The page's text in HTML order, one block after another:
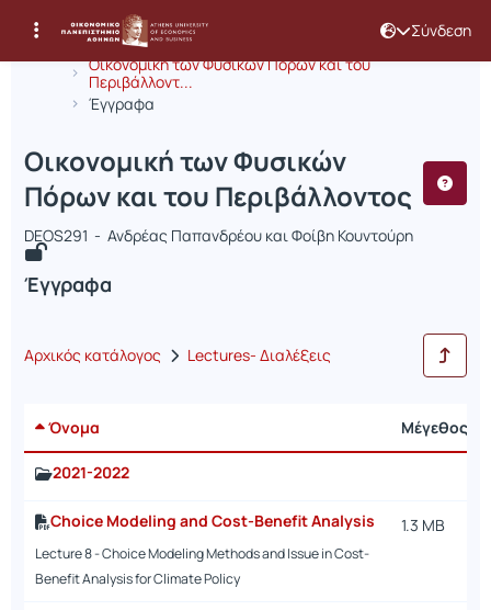
Σύνδεση
Αρχική Σελίδα
Οικονομική των Φυσικών Πόρων και του
Περιβάλλοντ...
Έγγραφα
Μάθημα : Οικονομική των Φυσικών
Κωδικός : DEOS291
Οικονομική των Φυσικών
Πόρων και του Περιβάλλοντος
DEOS291 - Ανδρέας Παπανδρέου και Φοίβη Κουντούρη
Έγγραφα
Αρχικός κατάλογος Lectures- Διαλέξεις
Όνομα Μέγεθος
2021-2022
Choice Modeling and Cost-Benefit Analysis
Lecture 8 - Choice Modeling Methods and Issue in Cost-
Benefit Analysis for Climate Policy
1.3 MB